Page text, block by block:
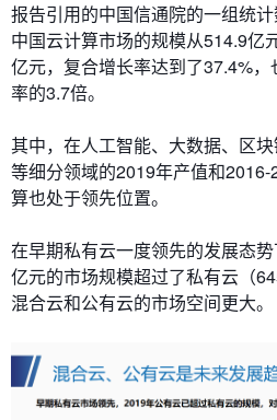
报告引用的中国信通院的一组统
中国云计算市场的规模从514.9亿
亿元，复合增长率达到了37.4%
率的3.7倍。
其中，在人工智能、大数据、区
等细分领域的2019年产值和
算也处于领先位置。
在早期私有云一度领先的发展态
亿元的市场规模超过了私有云（
混合云和公有云的市场空间更大。